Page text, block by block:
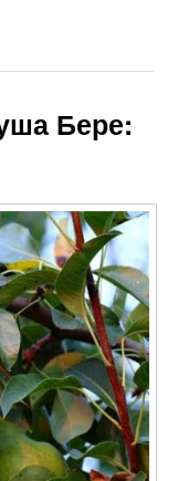
Бере: